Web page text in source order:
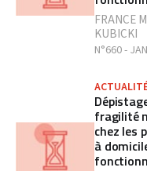
FRANCE
KUBICKI
N°660 -
fragilité
chez les
à